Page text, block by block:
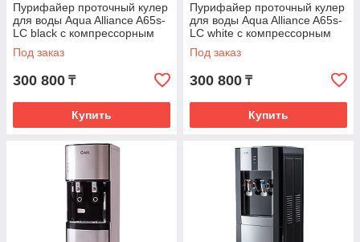
Пурифайер проточный кулер
для воды Aqua Alliance A65s-
LC black с компрессорным
охлаждением
Под заказ
300 800 ₸
Купить
Пурифайер проточный кулер
для воды Aqua Alliance A65s-
LC white с компрессорным
охлаждением
Под заказ
300 800 ₸
Купить